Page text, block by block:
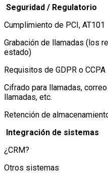
Seguridad / Regulatorio
Cumplimiento de PCI, AT101
Grabación de llamadas (los
estado)
Requisitos de GDPR o CCPA
Cifrado para llamadas,
llamadas, etc.
Retención de
Integración de sistemas
¿CRM?
Otros sistemas